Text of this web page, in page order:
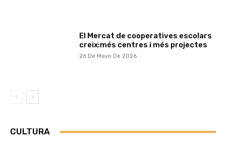
El Mercat de cooperatives escolars
creix:més centres i més projectes
26 De Mayo De 2026
CULTURA